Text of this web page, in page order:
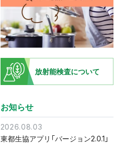
放射能検査について
お知らせ
2026.08.03
東都生協アプリ「バージョン2.0.1」